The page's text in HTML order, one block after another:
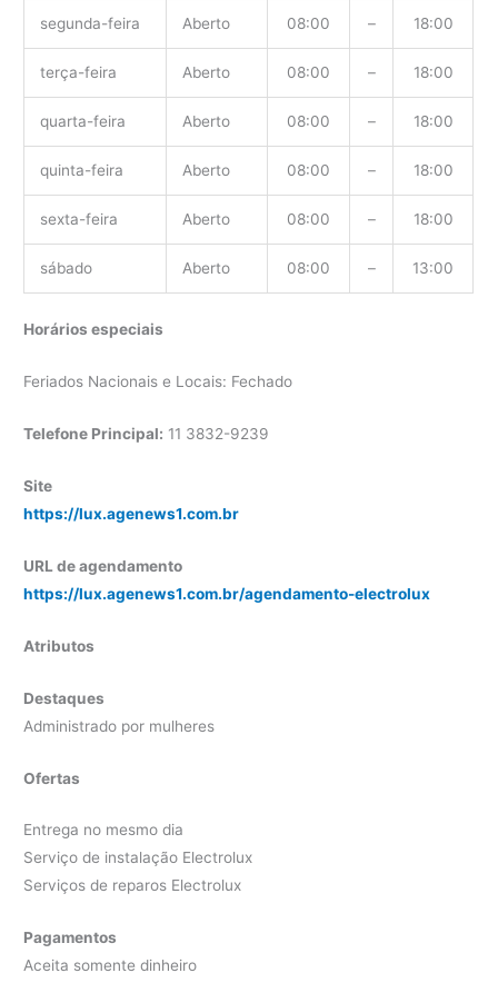
segunda-feira Aberto 08:00 – 18:00
terça-feira Aberto 08:00 – 18:00
quarta-feira Aberto 08:00 – 18:00
quinta-feira Aberto 08:00 – 18:00
sexta-feira Aberto 08:00 – 18:00
sábado Aberto 08:00 – 13:00
Horários especiais
Feriados Nacionais e Locais: Fechado
Telefone Principal: 11 3832-9239
Site
https://lux.agenews1.com.br
URL de agendamento
https://lux.agenews1.com.br/agendamento-electrolux
Atributos
Destaques
Administrado por mulheres
Ofertas
Entrega no mesmo dia
Serviço de instalação Electrolux
Serviços de reparos Electrolux
Pagamentos
Aceita somente dinheiro